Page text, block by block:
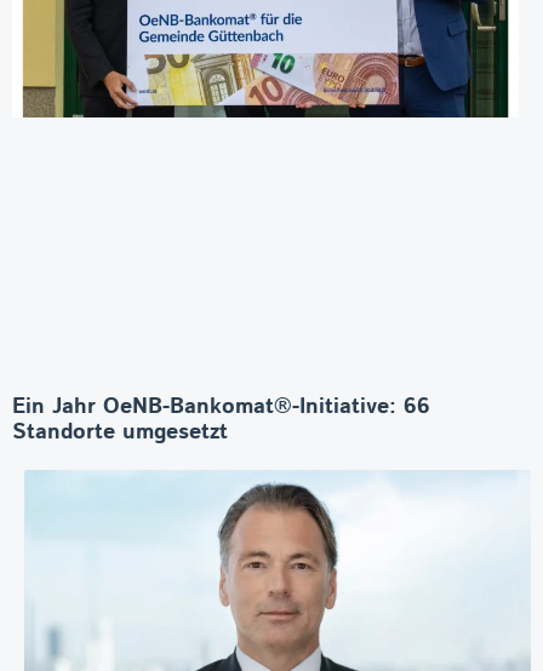
Ein Jahr OeNB-Bankomat®-Initiative: 66
Standorte umgesetzt